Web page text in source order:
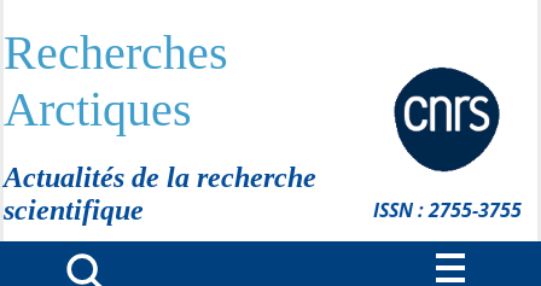
Recherches
Arctiques
Actualités de la recherche
scientifique
ISSN : 2755-3755